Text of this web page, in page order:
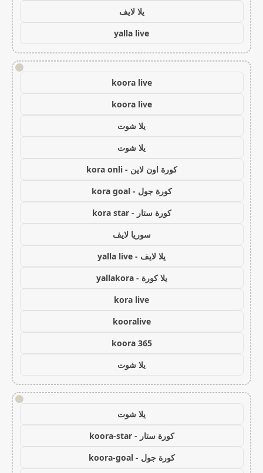
يلا لايف
yalla live
!
koora live
koora live
يلا شوت
يلا شوت
كورة اون لاين - kora onli
كورة جول - kora goal
كورة ستار - kora star
سوريا لايف
يلا لايف - yalla live
يلا كورة - yallakora
kora live
kooralive
koora 365
يلا شوت
!
يلا شوت
كورة ستار - koora-star
كورة جول - koora-goal